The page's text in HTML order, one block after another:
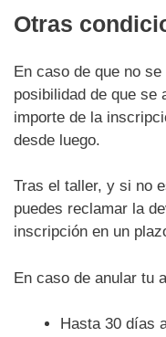
Otras
En caso de que no
posibilidad de que se
importe de la
desde luego.
Tras el taller, y si no
puedes reclamar la
inscripción en un
En caso de anular tu
Hasta 30 días